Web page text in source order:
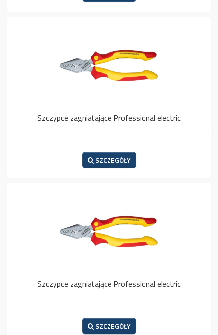
Szczypce zagniatające Professional electric
SZCZEGÓŁY
Szczypce zagniatające Professional electric
SZCZEGÓŁY